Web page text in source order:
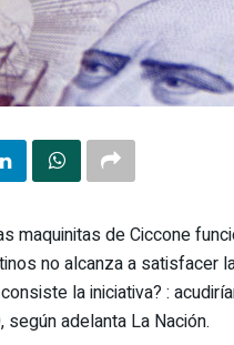
maquinitas de Ciccone
no alcanza a satisfacer
la iniciativa? :
adelanta La Nación.